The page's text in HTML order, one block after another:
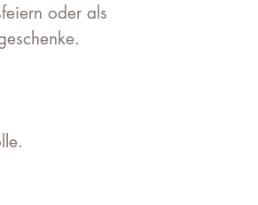
oder als